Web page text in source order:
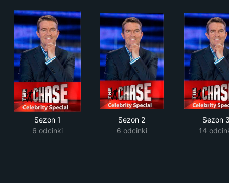
Sezon 1
6 odcinki
Sezon 2
6 odcinki
Sezon
14